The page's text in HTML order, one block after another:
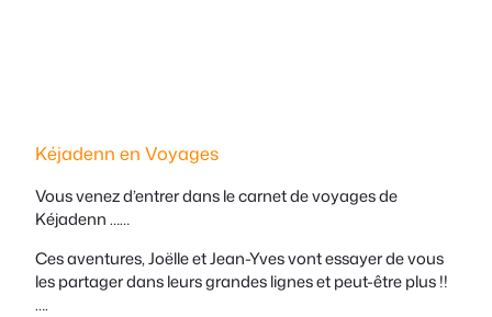
Kéjadenn en Voyages
Vous venez d’entrer dans le carnet de voyages de
Kéjadenn ……
Ces aventures, Joëlle et Jean-Yves vont essayer de vous
les partager dans leurs grandes lignes et peut-être plus !!
….